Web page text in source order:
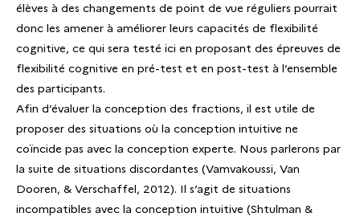
élèves à des changements de point de vue réguliers pourrait
donc les amener à améliorer leurs capacités de flexibilité
cognitive, ce qui sera testé ici en proposant des épreuves de
flexibilité cognitive en pré-test et en post-test à l’ensemble
des participants.
Afin d’évaluer la conception des fractions, il est utile de
proposer des situations où la conception intuitive ne
coïncide pas avec la conception experte. Nous parlerons par
la suite de situations discordantes (Vamvakoussi, Van
Dooren, & Verschaffel, 2012). Il s’agit de situations
incompatibles avec la conception intuitive (Shtulman &